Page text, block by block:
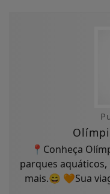
📍Conheça
parques
mais.😄 🧡Sua